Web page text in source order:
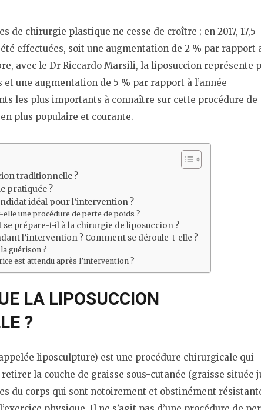
de chirurgie plastique ne cesse de croître ; en 2017, 17,5
effectuées, soit une augmentation de 2 % par rapport
avec le Dr Riccardo Marsili, la liposuccion représente
et une augmentation de 5 % par rapport à l’année
les plus importants à connaître sur cette procédure de
plus populaire et courante.
traditionnelle ?
pratiquée ?
idéal pour l’intervention ?
une procédure de perte de poids ?
se prépare-t-il à la chirurgie de liposuccion ?
l’intervention ? Comment se déroule-t-elle ?
guérison ?
est attendu après l’intervention ?
LA LIPOSUCCION
?
liposculpture) est une procédure chirurgicale qui
la couche de graisse sous-cutanée (graisse située
du corps qui sont notoirement et obstinément